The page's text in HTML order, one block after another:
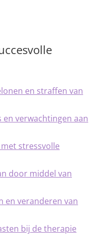
en straffen van
verwachtingen aan
stressvolle
door middel van
en veranderen van
bij de therapie